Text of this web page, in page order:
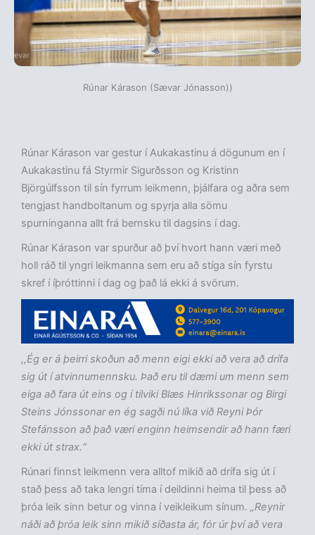
Rúnar Kárason (Sævar Jónasson))
Rúnar Kárason var gestur í Aukakastinu á dögunum en í
Aukakastinu fá Styrmir Sigurðsson og Kristinn
Björgúlfsson til sín fyrrum leikmenn, þjálfara og aðra sem
tengjast handboltanum og spyrja alla sömu
spurninganna allt frá bernsku til dagsins í dag.
Rúnar Kárason var spurður að því hvort hann væri með
holl ráð til yngri leikmanna sem eru að stíga sín fyrstu
skref í íþróttinni í dag og það lá ekki á svörum.
,,Ég er á þeirri skoðun að menn eigi ekki að vera að drífa
sig út í atvinnumennsku. Það eru til dæmi um menn sem
eiga að fara út eins og í tilviki Blæs Hinrikssonar og Birgi
Steins Jónssonar en ég sagði nú líka við Reyni Þór
Stefánsson að það væri enginn heimsendir að hann færi
ekki út strax.“
Rúnari finnst leikmenn vera alltof mikið að drífa sig út í
stað þess að taka lengri tíma í deildinni heima til þess að
þróa leik sinn betur og vinna í veikleikum sínum. „Reynir
náði að þróa leik sinn mikið síðasta ár, fór úr því að vera